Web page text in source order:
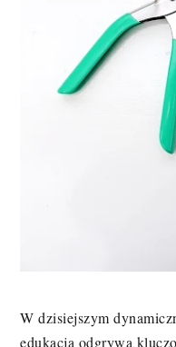
W dzisiejszym
edukacja odgrywa